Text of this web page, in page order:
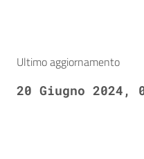
Ultimo aggiornamento
20 Giugno 2024,